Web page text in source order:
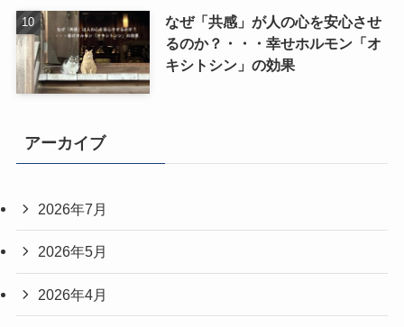
なぜ「共感」が人の心を安心させ
るのか？・・・幸せホルモン「オ
キシトシン」の効果
アーカイブ
2026年7月
2026年5月
2026年4月